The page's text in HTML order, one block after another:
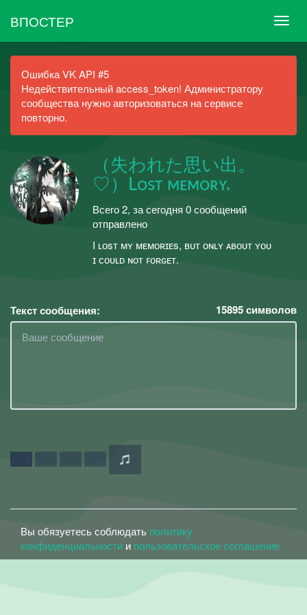
ВПОСТЕР
Ошибка VK API #5
Недействительный access_token! Администратору
сообщества нужно авторизоваться на сервисе
повторно.
（失われた思い出。
♡）Lᴏsᴛ ᴍᴇᴍᴏʀʏ.
Всего 2, за сегодня 0 сообщений
отправлено
I ʟᴏsᴛ ᴍʏ ᴍᴇᴍᴏʀɪᴇs, ʙᴜᴛ ᴏɴʟʏ ᴀʙᴏᴜᴛ ʏᴏᴜ
ɪ ᴄᴏᴜʟᴅ ɴᴏᴛ ꜰᴏʀɢᴇᴛ.
Текст сообщения: 15895символов
Вы обязуетесь соблюдать политику
конфиденциальности и пользовательское соглашение